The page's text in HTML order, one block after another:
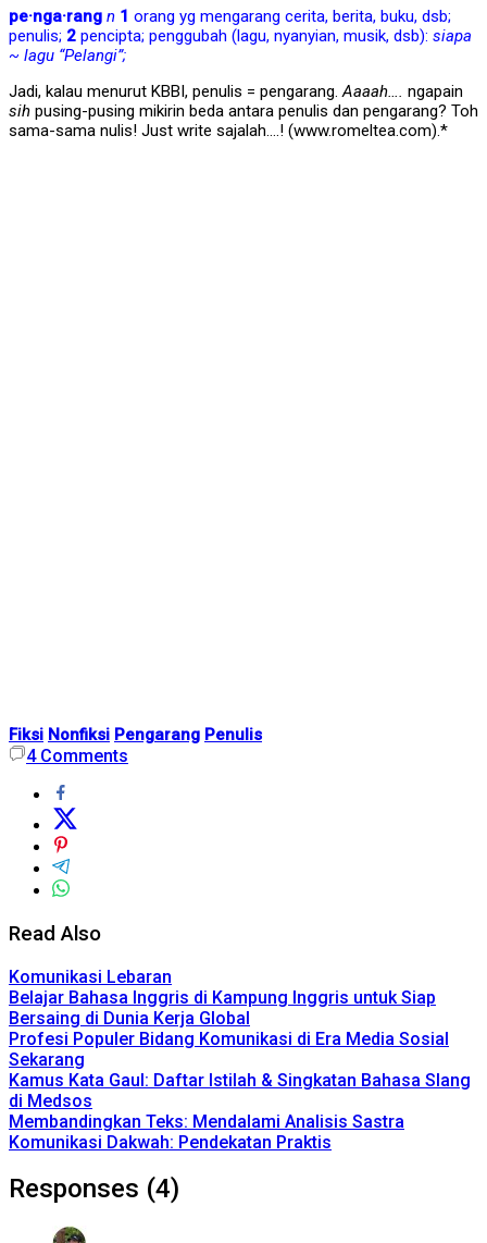
pe·nga·rang n 1 orang yg mengarang cerita, berita, buku, dsb;
penulis; 2 pencipta; penggubah (lagu, nyanyian, musik, dsb): siapa
~ lagu “Pelangi”;
Jadi, kalau menurut KBBI, penulis = pengarang.Aaaah…. ngapain
sih pusing-pusing mikirin beda antara penulis dan pengarang? Toh
sama-sama nulis! Just write sajalah….! (www.romeltea.com).*
Fiksi Nonfiksi Pengarang Penulis
4 Comments
Read Also
Komunikasi Lebaran
Belajar Bahasa Inggris di Kampung Inggris untuk Siap
Bersaing di Dunia Kerja Global
Profesi Populer Bidang Komunikasi di Era Media Sosial
Sekarang
Kamus Kata Gaul: Daftar Istilah & Singkatan Bahasa Slang
di Medsos
Membandingkan Teks: Mendalami Analisis Sastra
Komunikasi Dakwah: Pendekatan Praktis
Responses (4)